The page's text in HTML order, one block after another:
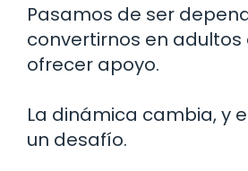
Pasamos de ser
convertirnos en adultos
ofrecer apoyo.
La dinámica cambia, y
un desafío.